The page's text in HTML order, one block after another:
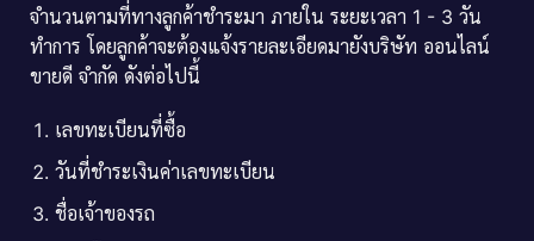
จำนวนตามที่ทางลูกค้าชำระมา ภายใน ระยะเวลา 1 - 3 วัน
ทำการ โดยลูกค้าจะต้องแจ้งรายละเอียดมายังบริษัท ออนไลน์
ขายดี จำกัด ดังต่อไปนี้
เลขทะเบียนที่ซื้อ
วันที่ชำระเงินค่าเลขทะเบียน
ชื่อเจ้าของรถ